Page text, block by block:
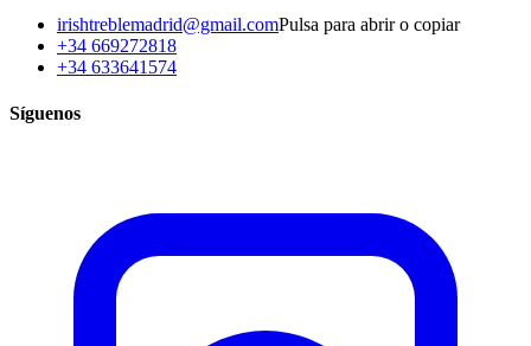
irishtreblemadrid@gmail.comPulsa para abrir o copiar
+34 669272818
+34 633641574
Síguenos